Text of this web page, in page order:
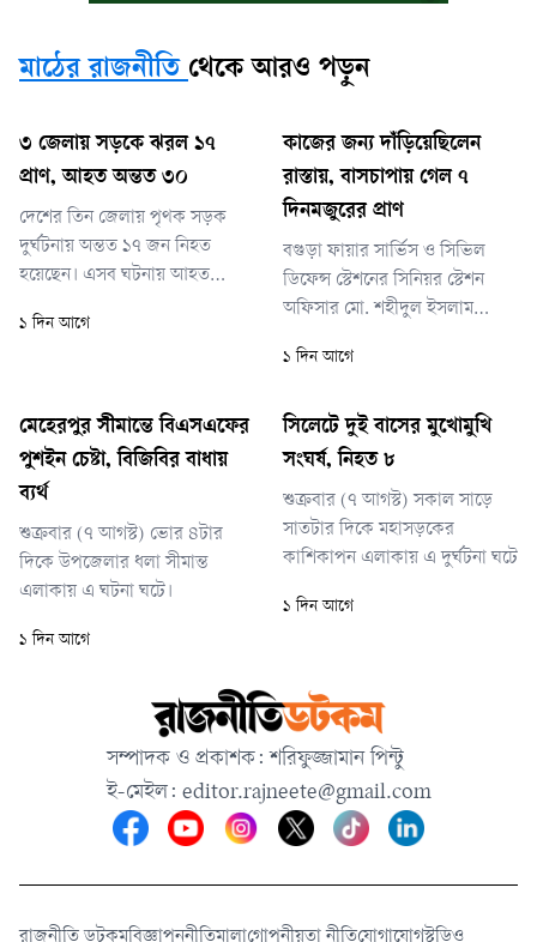
মাঠের রাজনীতি থেকে আরও পড়ুন
৩ জেলায় সড়কে ঝরল ১৭
প্রাণ, আহত অন্তত ৩০
দেশের তিন জেলায় পৃথক সড়ক
দুর্ঘটনায় অন্তত ১৭ জন নিহত
হয়েছেন। এসব ঘটনায় আহত
শুক্রবার (৭ আগস্ট) সকালে সিলেট
ট্রাকের মুখোমুখি সংঘর্ষে এক
চালকের মৃত্যু হয়।
১ দিন আগে
কাজের জন্য দাঁড়িয়েছিলেন
রাস্তায়, বাসচাপায় গেল ৭
দিনমজুরের প্রাণ
বগুড়া ফায়ার সার্ভিস ও সিভিল
ডিফেন্স স্টেশনের সিনিয়র স্টেশন
অফিসার মো. শহীদুল ইসলাম
দুর্ঘটনাস্থলেই তিনজন প্রাণ
হাসপাতালে নিয়ে যাওয়ার পরপরই
তিনজনকে মৃত ঘোষণা করেন
অবস্থায় মৃত্যু হয়েছে আরও
একজনের।
১ দিন আগে
মেহেরপুর সীমান্তে বিএসএফের
পুশইন চেষ্টা, বিজিবির বাধায়
ব্যর্থ
শুক্রবার (৭ আগস্ট) ভোর ৪টার
দিকে উপজেলার ধলা সীমান্ত
এলাকায় এ ঘটনা ঘটে।
১ দিন আগে
সিলেটে দুই বাসের মুখোমুখি
সংঘর্ষ, নিহত ৮
শুক্রবার (৭ আগস্ট) সকাল সাড়ে
সাতটার দিকে মহাসড়কের
কাশিকাপন এলাকায় এ দুর্ঘটনা ঘটে
১ দিন আগে
সম্পাদক ও প্রকাশক: শরিফুজ্জামান পিন্টু
ই-মেইল: editor.rajneete@gmail.com